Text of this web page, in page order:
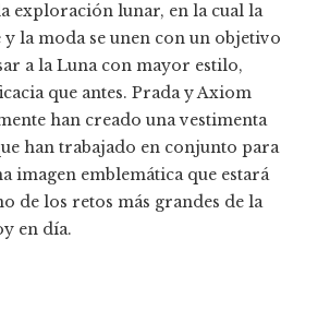
exploración lunar, en la cual la
y la moda se unen con un objetivo
a la Luna con mayor estilo,
que antes. Prada y Axiom
han creado una vestimenta
han trabajado en conjunto para
imagen emblemática que estará
de los retos más grandes de la
en día.